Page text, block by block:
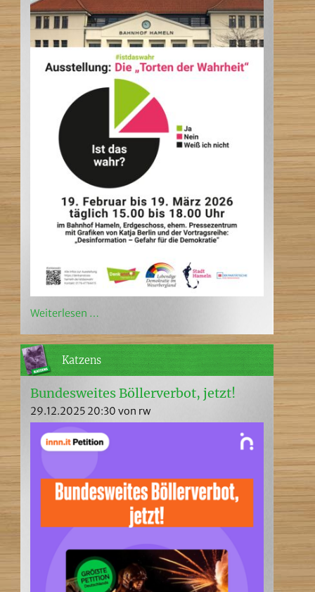
Weiterlesen …
Katzens
Bundesweites Böllerverbot, jetzt!
29.12.2025 20:30 von rw